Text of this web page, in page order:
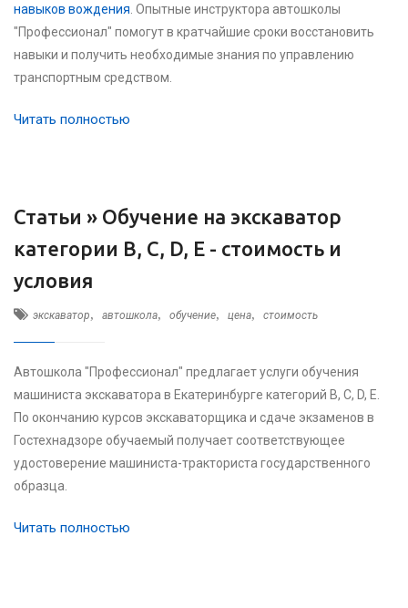
навыков вождения . Опытные инструктора автошколы
"Профессионал" помогут в кратчайшие сроки восстановить
навыки и получить необходимые знания по управлению
транспортным средством.
Читать полностью
Статьи » Обучение на экскаватор
категории B, C, D, E - стоимость и
условия
экскаватор, автошкола, обучение, цена, стоимость
Автошкола "Профессионал" предлагает услуги обучения
машиниста экскаватора в Екатеринбурге категорий B, C, D, E.
По окончанию курсов экскаваторщика и сдаче экзаменов в
Гостехнадзоре обучаемый получает соответствующее
удостоверение машиниста-тракториста государственного
образца.
Читать полностью